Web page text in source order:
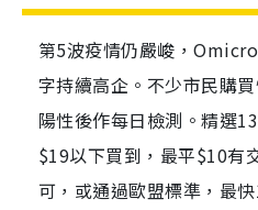
第5波疫情仍嚴峻，
字持續高企。不少市民購
陽性後作每日檢測。精選
$19以下買到，最平$10有
可，或通過歐盟標準，最